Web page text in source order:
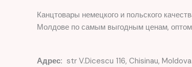
Канцтовары немецкого и польского
Молдове по самым выгодным ценам, оптом
Адрес: str V.Dicescu 116, Chisinau, Moldova.